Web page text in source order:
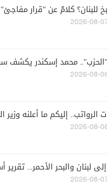
للبنان؟ كلامٌ عن "قرار
"الحزب".. محمد إسكندر يكشف
الرواتب.. إليكم ما أعلنه وزير
لبنان والبحر الأحمر...